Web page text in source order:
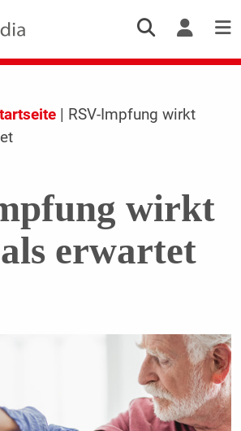
| RSV-Impfung wirkt
wirkt
erwartet